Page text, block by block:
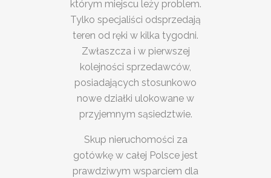
którym miejscu leży problem.
Tylko specjaliści odsprzedają
teren od ręki w kilka tygodni.
Zwłaszcza i w pierwszej
kolejności sprzedawców,
posiadających stosunkowo
nowe działki ulokowane w
przyjemnym sąsiedztwie.
Skup nieruchomości za
gotówkę w całej Polsce jest
prawdziwym wsparciem dla